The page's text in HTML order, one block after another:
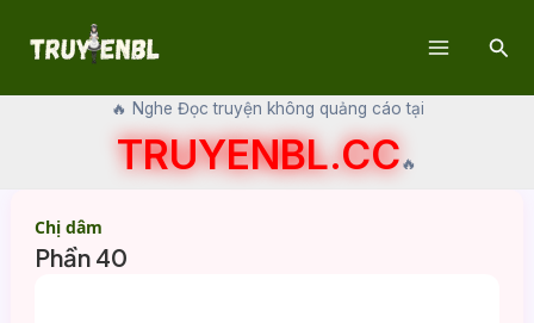
🔥 Nghe Đọc truyện không quảng cáo tại
TRUYENBL.CC🔥
Chị dâm
Phần 40